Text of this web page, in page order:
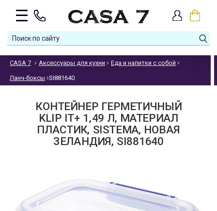
CASA 7 Аксессуары для кухни Еда и напитки с собой
Ланч-боксы SI881640
КОНТЕЙНЕР ГЕРМЕТИЧНЫЙ
KLIP IT+ 1,49 Л, МАТЕРИАЛ
ПЛАСТИК, SISTEMA, НОВАЯ
ЗЕЛАНДИЯ, SI881640